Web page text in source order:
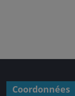
Coordonnées